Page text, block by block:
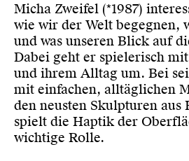
Micha Zweifel (*1987)
wie wir der Welt begegnen,
und was unseren Blick auf
Dabei geht er spielerisch
und ihrem Alltag um. Bei
mit einfachen, alltäglichen
den neusten Skulpturen aus
spielt die Haptik der
wichtige Rolle.